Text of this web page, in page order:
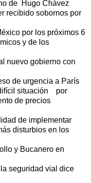
de Hugo Chávez
recibido sobornos por
por los próximos 6
y de los
nuevo gobierno con
de urgencia a París
situación por
de precios
de implementar
disturbios en los
y Bucanero en
seguridad vial dice